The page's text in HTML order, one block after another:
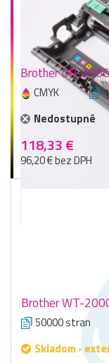
Brother DR-
CMYK
Nedostupné
118,33 €
96,20 € bez DPH
Brother WT-
50000 stran
Skladom -